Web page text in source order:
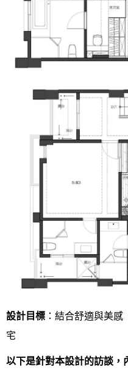
設計目標 ：結合舒適與美
宅
以下是針對本設計的訪談，